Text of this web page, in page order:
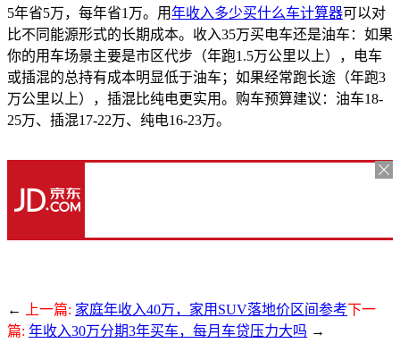
5年省5万，每年省1万。用年收入多少买什么车计算器可以对
比不同能源形式的长期成本。收入35万买电车还是油车：如果
你的用车场景主要是市区代步（年跑1.5万公里以上），电车
或插混的总持有成本明显低于油车；如果经常跑长途（年跑3
万公里以上），插混比纯电更实用。购车预算建议：油车18-
25万、插混17-22万、纯电16-23万。
← 上一篇: 家庭年收入40万，家用SUV落地价区间参考下一
篇: 年收入30万分期3年买车，每月车贷压力大吗 →